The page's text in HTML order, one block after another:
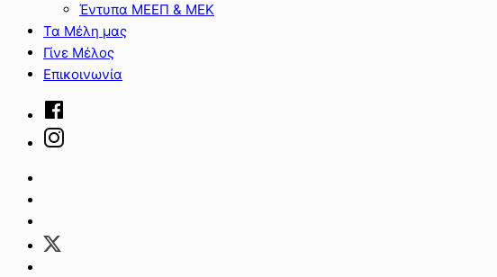
Έντυπα ΜΕΕΠ & ΜΕΚ
Τα Μέλη μας
Γίνε Μέλος
Επικοινωνία